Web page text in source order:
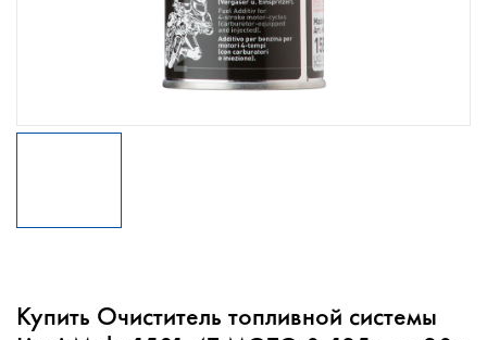
Купить Очиститель топливной системы